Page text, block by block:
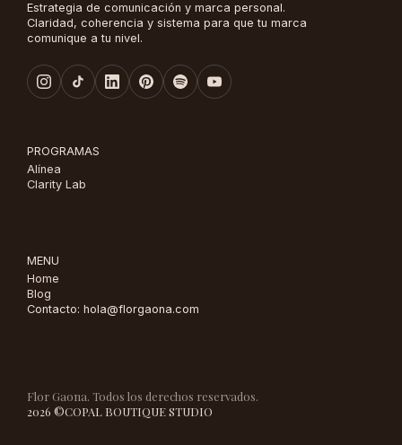
Estrategia de comunicación y marca personal.
Claridad, coherencia y sistema para que tu marca
comunique a tu nivel.
PROGRAMAS
Alínea
Clarity Lab
MENU
Home
Blog
Contacto: hola@florgaona.com
Flor Gaona. Todos los derechos reservados.
2026 ©COPAL BOUTIQUE STUDIO